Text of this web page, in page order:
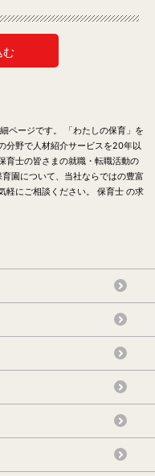
む
ページです。 「わたしの保育」を
分野で人材紹介サービスを20年以
育士の皆さまの就職・転職活動の
園について、当社ならではの豊富
軽にご相談ください。 保育士 の求